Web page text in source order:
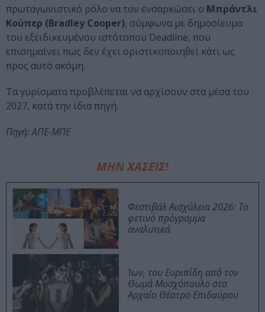
πρωταγωνιστικό ρόλο να τον ενσαρκώσει ο Μπράντλι
Κούπερ (Bradley Cooper), σύμφωνα με δημοσίευμα
του εξειδικευμένου ιστότοπου Deadline, που
επισημαίνει πως δεν έχει οριστικοποιηθεί κάτι ως
προς αυτό ακόμη.
Τα γυρίσματα προβλέπεται να αρχίσουν στα μέσα του
2027, κατά την ίδια πηγή.
Πηγή: ΑΠΕ-ΜΠΕ
ΜΗΝ ΧΑΣΕΙΣ!
Φεστιβάλ Αισχύλεια 2026: Το
φετινό πρόγραμμα
αναλυτικά
Ίων, του Ευριπίδη από τον
Θωμά Μοσχόπουλο στο
Αρχαίο Θέατρο Επιδαύρου